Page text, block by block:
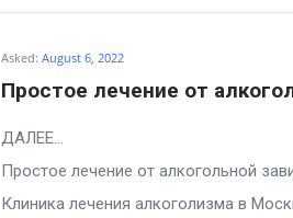
Asked: August 6, 2022
Простое лечение от
ДАЛЕЕ… Муж
Простое лечение от алкогольной
Клиника лечения алкоголизма в